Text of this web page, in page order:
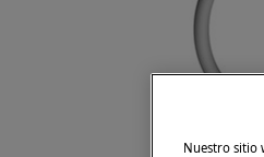
Nuestro sitio